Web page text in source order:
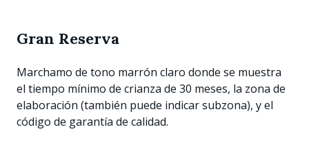
Gran Reserva
Marchamo de tono marrón claro donde se muestra
el tiempo mínimo de crianza de 30 meses, la zona de
elaboración (también puede indicar subzona), y el
código de garantía de calidad.